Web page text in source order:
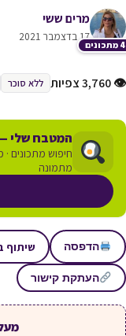
מרים ששי
17 בדצמבר 2021
👁 3,760 צפיות ללא סוכר
המטבח שלי
חיפוש מתכונים ·
מתמונה
הדפסה שיתוף
העתקת קישור
מעל 12 אלף